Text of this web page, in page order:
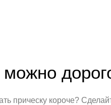
прическу короче?